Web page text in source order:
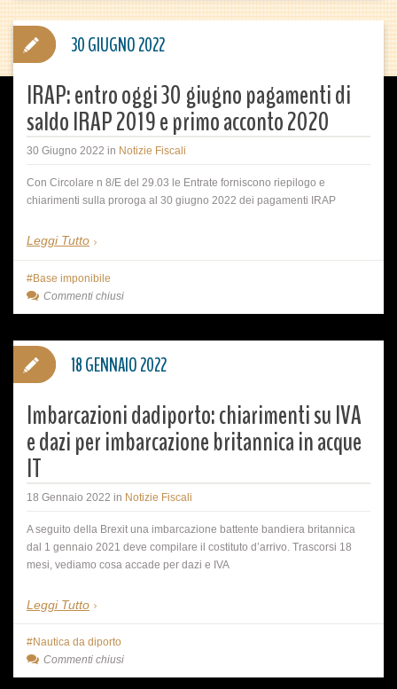
IRAP: entro oggi 30 giugno pagamenti di
saldo IRAP 2019 e primo acconto 2020
30 Giugno 2022 in Notizie Fiscali
Con Circolare n 8/E del 29.03 le Entrate forniscono riepilogo e
chiarimenti sulla proroga al 30 giugno 2022 dei pagamenti IRAP
Leggi Tutto
30 GIUGNO 2022
Base imponibile
Commenti chiusi
Imbarcazioni dadiporto: chiarimenti su IVA
e dazi per imbarcazione britannica in acque
IT
18 Gennaio 2022 in Notizie Fiscali
A seguito della Brexit una imbarcazione battente bandiera britannica
dal 1 gennaio 2021 deve compilare il costituto d’arrivo. Trascorsi 18
mesi, vediamo cosa accade per dazi e IVA
Leggi Tutto
18 GENNAIO 2022
Nautica da diporto
Commenti chiusi